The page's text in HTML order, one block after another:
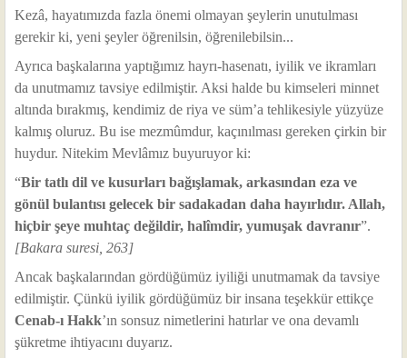
Kezâ, hayatımızda fazla önemi olmayan şeylerin unutulması
gerekir ki, yeni şeyler öğrenilsin, öğrenilebilsin...
Ayrıca başkalarına yaptığımız hayrı-hasenatı, iyilik ve ikramları
da unutmamız tavsiye edilmiştir. Aksi halde bu kimseleri minnet
altında bırakmış, kendimiz de riya ve süm’a tehlikesiyle yüzyüze
kalmış oluruz. Bu ise mezmûmdur, kaçınılması gereken çirkin bir
huydur. Nitekim Mevlâmız buyuruyor ki:
“Bir tatlı dil ve kusurları bağışlamak, arkasından eza ve
gönül bulantısı gelecek bir sadakadan daha hayırlıdır. Allah,
hiçbir şeye muhtaç değildir, halîmdir, yumuşak davranır”.
[Bakara suresi, 263]
Ancak başkalarından gördüğümüz iyiliği unutmamak da tavsiye
edilmiştir. Çünkü iyilik gördüğümüz bir insana teşekkür ettikçe
Cenab-ı Hakk’ın sonsuz nimetlerini hatırlar ve ona devamlı
şükretme ihtiyacını duyarız.